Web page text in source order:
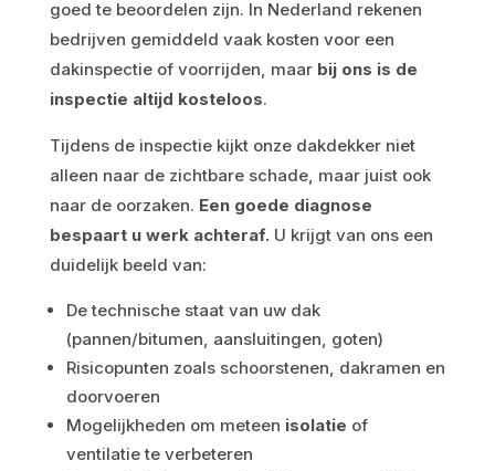
goed te beoordelen zijn. In Nederland rekenen
bedrijven gemiddeld vaak kosten voor een
dakinspectie of voorrijden, maar bij ons is de
inspectie altijd kosteloos.
Tijdens de inspectie kijkt onze dakdekker niet
alleen naar de zichtbare schade, maar juist ook
naar de oorzaken. Een goede diagnose
bespaart u werk achteraf. U krijgt van ons een
duidelijk beeld van:
De technische staat van uw dak
(pannen/bitumen, aansluitingen, goten)
Risicopunten zoals schoorstenen, dakramen en
doorvoeren
Mogelijkheden om meteen isolatie of
ventilatie te verbeteren